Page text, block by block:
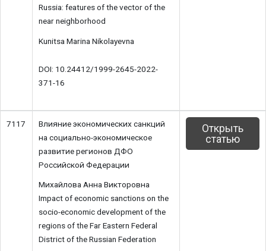
Russia: features of the vector of the
near neighborhood
Kunitsa Marina Nikolayevna
DOI: 10.24412/1999-2645-2022-
371-16
7117
Влияние экономических санкций
на социально-экономическое
развитие регионов ДФО
Российской Федерации
Михайлова Анна Викторовна
Impact of economic sanctions on the
socio-economic development of the
regions of the Far Eastern Federal
District of the Russian Federation
Открыть
статью